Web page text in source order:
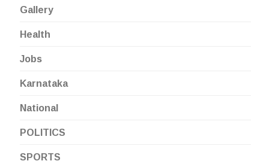
Gallery
Health
Jobs
Karnataka
National
POLITICS
SPORTS